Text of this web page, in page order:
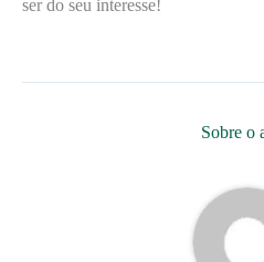
ser do seu interesse!
Sobre o